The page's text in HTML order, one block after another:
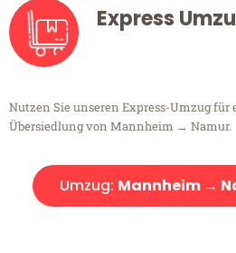
Express
Nutzen Sie unseren Express-Umzug
Übersiedlung von Mannheim → Namur.
Umzug: Mannheim →